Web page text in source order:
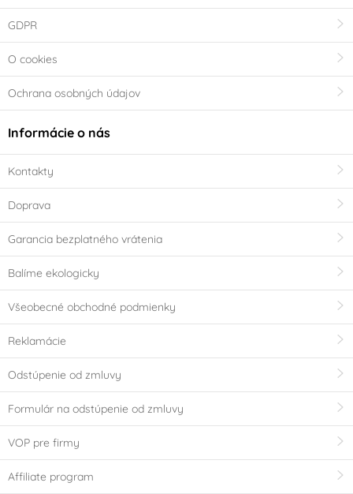
GDPR
O cookies
Ochrana osobných údajov
Informácie o nás
Kontakty
Doprava
Garancia bezplatného vrátenia
Balíme ekologicky
Všeobecné obchodné podmienky
Reklamácie
Odstúpenie od zmluvy
Formulár na odstúpenie od zmluvy
VOP pre firmy
Affiliate program